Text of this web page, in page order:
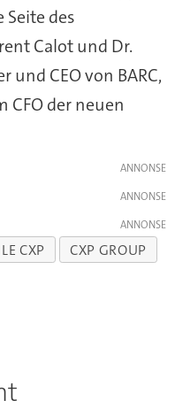
des
Calot und Dr.
und CEO von BARC,
CFO der neuen
LE CXP
CXP GROUP